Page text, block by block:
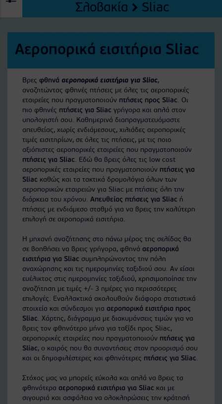
Σλοβακία
Sliac
Αεροπορικά εισιτήρια Sliac
Βρες φθηνά αεροπορικά εισιτήρια για Sliac,
αναζητώντας φθηνές πτήσεις με όλες τις αεροπορικές
εταιρείες που πραγματοποιούν πτήσεις προς Sliac. Οι
πιο φθηνές πτήσεις για Sliac γρήγορα και απλά στον
υπολογιστή σου. Καθημερινά διαπραγματευόμαστε
απευθείας, χωρίς ενδιάμεσους, χιλιάδες αεροπορικές
τιμές εισιτηρίων, σε όλες τις πτήσεις, με τις ποιο
αξιόπιστες αεροπορικές εταιρείες που πραγματοποιούν
πτήσεις για Sliac. Εδώ θα βρεις όλες τις low cost
αεροπορικές εταιρείες που πραγματοποιούν πτήσεις για
Sliac καθώς και τα τακτικά δρομολόγια όλων των
αεροπορικών εταιρειών για Sliac με πτήσεις όλη την
διάρκεια του χρόνου. Απευθείας πτήσεις για Sliac ή
πτήσεις με ενδιάμεσο σταθμό για να βρεις την καλύτερη
επιλογή σε αεροπορικά εισιτήρια.
Η μηχανή αναζήτησης στο πάνω μέρος της σελίδας θα
σε βοηθήσει να βρεις γρήγορα, φθηνά αεροπορικά
εισιτήρια για Sliac συμπληρώνοντας την πόλη
αναχώρησης και τις ημερομηνίες ταξιδιού σου. Αν είσαι
ευέλικτος στις ημερομηνίες ταξιδιού, χρησιμοποίησε την
αναζήτηση με τιμές +/- 3 ημέρες για περισσότερες
επιλογές. Εναλλακτικά ακολουθούν διάφορα στατιστικά
στοιχεία και σύνδεσμοι για αεροπορικά εισιτήρια προς
Sliac. Χάρτης, διάγραμμα με διακυμάνσεις τιμών για να
βρεις τον φθηνότερο μήνα για ταξίδι προς Sliac,
αεροπορικές εταιρείες που πραγματοποιούν πτήσεις για
Sliac, ο καιρός που θα συναντήσεις στον προορισμό σου
και οι δημοφιλέστερες και φθηνότερες πτήσεις για Sliac.
Στόχος μας να μπορείς εύκολα και απλά να βρεις τα
φθηνότερα αεροπορικά εισιτήρια για Sliac και με
σιγουριά και ασφάλεια να ολοκληρώσεις την κράτησή